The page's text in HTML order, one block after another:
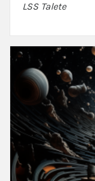
LSS Talete